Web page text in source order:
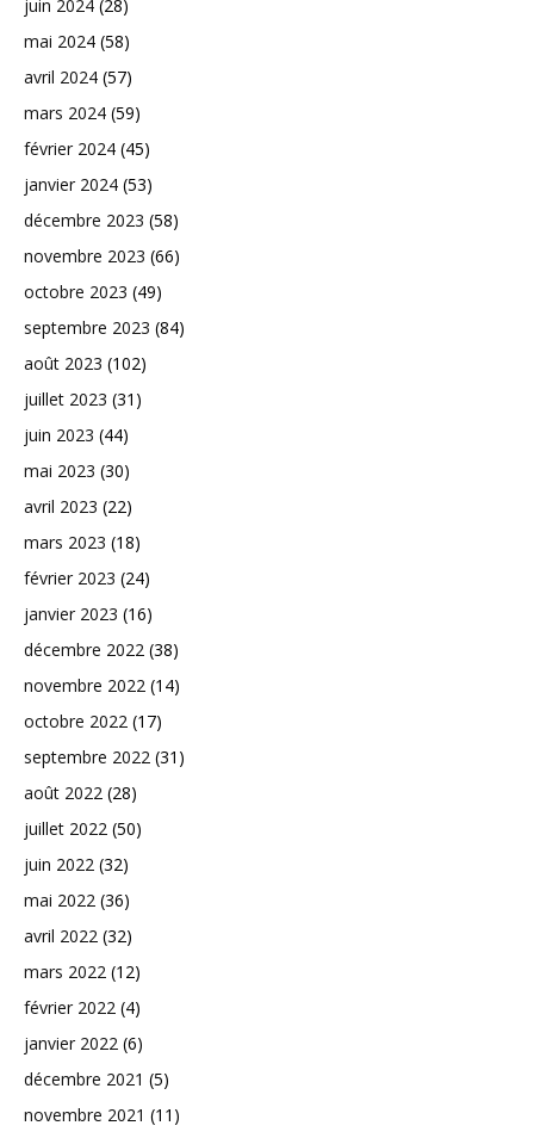
juin 2024 (28)
mai 2024 (58)
avril 2024 (57)
mars 2024 (59)
février 2024 (45)
janvier 2024 (53)
décembre 2023 (58)
novembre 2023 (66)
octobre 2023 (49)
septembre 2023 (84)
août 2023 (102)
juillet 2023 (31)
juin 2023 (44)
mai 2023 (30)
avril 2023 (22)
mars 2023 (18)
février 2023 (24)
janvier 2023 (16)
décembre 2022 (38)
novembre 2022 (14)
octobre 2022 (17)
septembre 2022 (31)
août 2022 (28)
juillet 2022 (50)
juin 2022 (32)
mai 2022 (36)
avril 2022 (32)
mars 2022 (12)
février 2022 (4)
janvier 2022 (6)
décembre 2021 (5)
novembre 2021 (11)